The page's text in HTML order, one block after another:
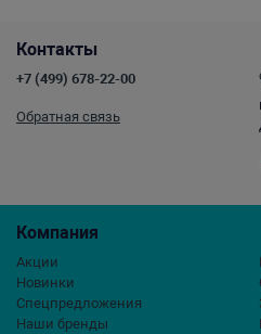
Компания
Акции
Новинки
Спецпредложения
Наши бренды
Контакты
+7 (499) 678-22-00
Обратная связь